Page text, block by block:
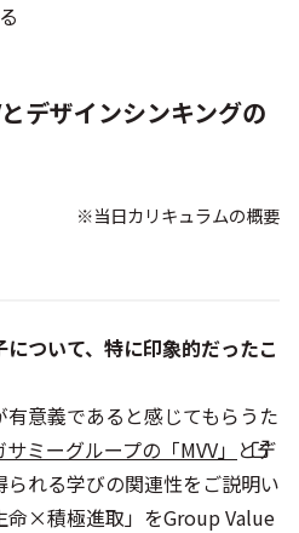
とデザインシンキングの
※当日カリキュラムの概要
について、特に印象的だったこ
意義であると感じてもらうた
サミーグループの「MVV」 とデ
れる学びの関連性をご説明い
命×積極進取」をGroup Value